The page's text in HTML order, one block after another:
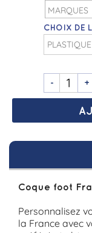
CHOIX DE
- +
Coque foot
Personnalisez
la France avec